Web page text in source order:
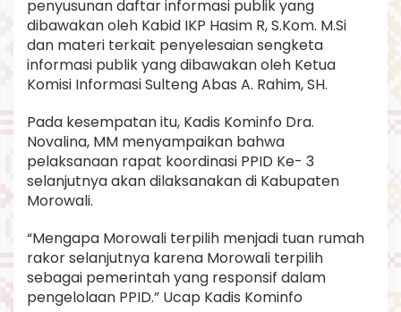
penyusunan daftar informasi publik yang
dibawakan oleh Kabid IKP Hasim R, S.Kom. M.Si
dan materi terkait penyelesaian sengketa
informasi publik yang dibawakan oleh Ketua
Komisi Informasi Sulteng Abas A. Rahim, SH.
Pada kesempatan itu, Kadis Kominfo Dra.
Novalina, MM menyampaikan bahwa
pelaksanaan rapat koordinasi PPID Ke- 3
selanjutnya akan dilaksanakan di Kabupaten
Morowali.
“Mengapa Morowali terpilih menjadi tuan rumah
rakor selanjutnya karena Morowali terpilih
sebagai pemerintah yang responsif dalam
pengelolaan PPID.” Ucap Kadis Kominfo